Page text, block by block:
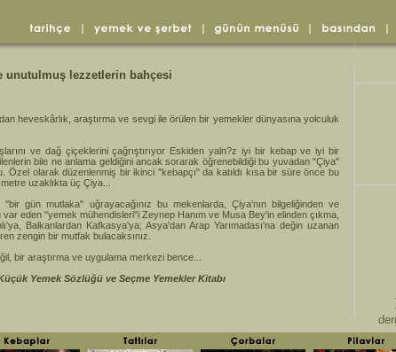
unutulmuş lezzetlerin bahçesi
heveskârlık, araştırma ve sevgi ile örülen bir yemekler dünyasına yolculuk
ve dağ çiçeklerini çağrıştırıyor Eskiden yaln?z iyi bir kebap ve iyi bir
bile ne anlama geldiğini ancak sorarak öğrenebildiği bu yuvadan "Çiya"
Özel olarak düzenlenmiş bir ikinci "kebapçı" da katıldı kısa bir süre önce bu
uzaklıkta üç Çiya...
"bir gün mutlaka" uğrayacağınız bu mekenlarda, Çiya'nın bilgeliğinden ve
eden "yemek mühendisleri"i Zeynep Hanım ve Musa Bey'in elinden çıkma,
Balkanlardan Kafkasya'ya; Asya'dan Arap Yarımadası'na değin uzanan
zengin bir mutfak bulacaksınız.
bir araştırma ve uygulama merkezi bence...
Yemek Sözlüğü ve Seçme Yemekler Kitabı